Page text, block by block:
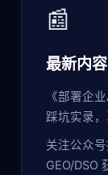
📰
最新内容
《部署企
踩坑实录，
关注公众
GEO/DSO